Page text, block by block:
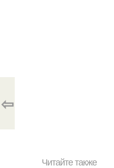
⇦
Читайте также